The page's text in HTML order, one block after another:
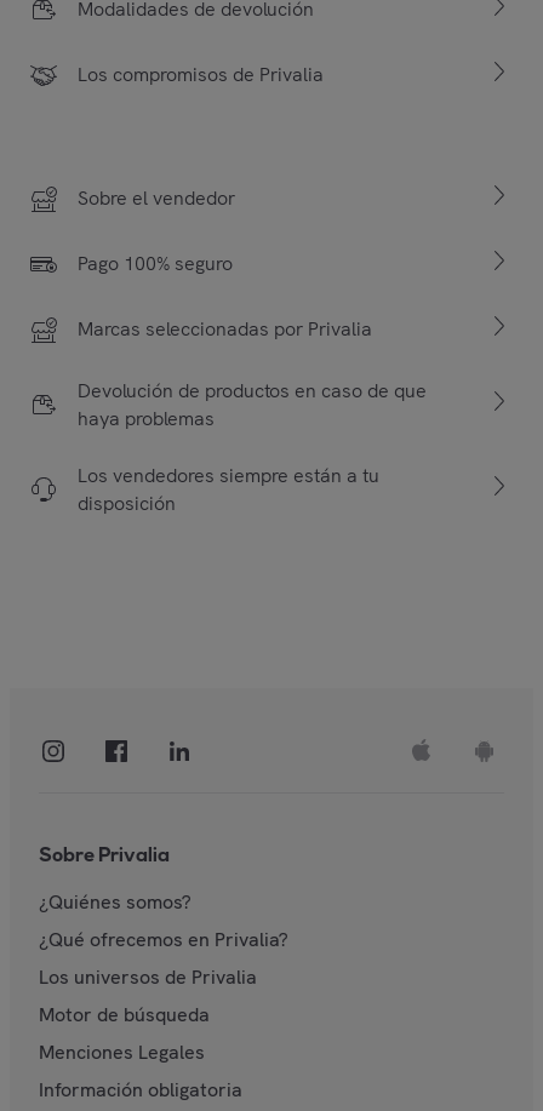
Modalidades de devolución
Los compromisos de Privalia
Sobre el vendedor
Pago 100% seguro
Marcas seleccionadas por Privalia
Devolución de productos en caso de que
haya problemas
Los vendedores siempre están a tu
disposición
Sobre Privalia
¿Quiénes somos?
¿Qué ofrecemos en Privalia?
Los universos de Privalia
Motor de búsqueda
Menciones Legales
Información obligatoria